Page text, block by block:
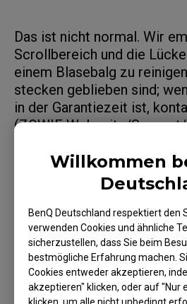
Willkommen
BenQ Deutschland respektiert den
verwenden Cookies und ähnliche
sicherzustellen, dass Sie beim
bestmögliche Erfahrung machen.
Cookies entweder akzeptieren,
akzeptieren" klicken, oder auf "Nur
klicken, um alle nicht unbedingt
Das ist nicht normal. Wir
Scrollbereich und die
einem Blasebalg zu
stecken geblieben sind;
in der Garantiezeit ist,
(ZOWIE Webseite/
Anwendbare
EC1 (L), EC1 TYLOO (L), EC1-
B CS:GO (L), EC1-B DIVINA
BLUE (L), EC1-B DIVINA PINK
CW (L), EC1-DW, EC2 (M), EC2
Weitere Informationen anzeigen